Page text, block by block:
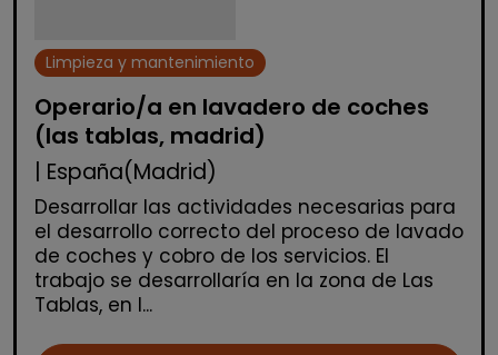
Limpieza y mantenimiento
Operario/a en lavadero de coches
(las tablas, madrid)
| España(Madrid)
Desarrollar las actividades necesarias para
el desarrollo correcto del proceso de lavado
de coches y cobro de los servicios. El
trabajo se desarrollaría en la zona de Las
Tablas, en l...